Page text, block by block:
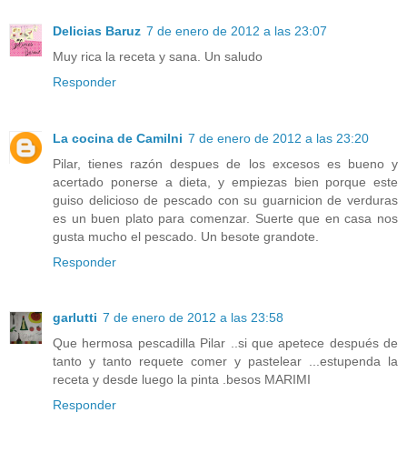
Delicias Baruz 7 de enero de 2012 a las 23:07
Muy rica la receta y sana. Un saludo
Responder
La cocina de Camilni 7 de enero de 2012 a las 23:20
Pilar, tienes razón despues de los excesos es bueno y
acertado ponerse a dieta, y empiezas bien porque este
guiso delicioso de pescado con su guarnicion de verduras
es un buen plato para comenzar. Suerte que en casa nos
gusta mucho el pescado. Un besote grandote.
Responder
garlutti 7 de enero de 2012 a las 23:58
Que hermosa pescadilla Pilar ..si que apetece después de
tanto y tanto requete comer y pastelear ...estupenda la
receta y desde luego la pinta .besos MARIMI
Responder